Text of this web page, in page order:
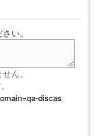
い。
ん。
discas